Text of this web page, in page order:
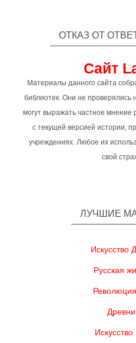
ОТКАЗ ОТ
Сайт
Материалы данного сайта
библиотек. Они не проверялись
могут выражать частное мнение
с текущей версией истории,
учреждениях. Любое их
свой
ЛУЧШИЕ
Искусство
Русская